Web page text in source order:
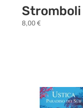
Stromboli
8,00 €